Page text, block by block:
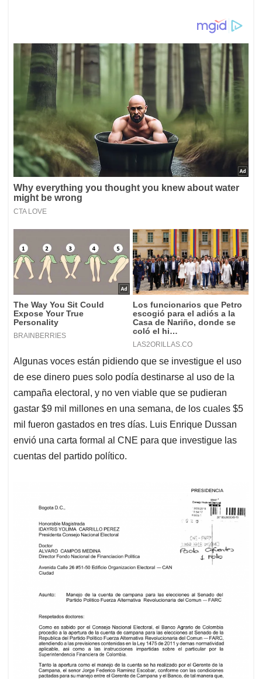
Algunas voces están pidiendo que se investigue el uso
de ese dinero pues solo podía destinarse al uso de la
campaña electoral, y no ven viable que se pudieran
gastar $9 mil millones en una semana, de los cuales $5
mil fueron gastados en tres días. Luis Enrique Dussan
envió una carta formal al CNE para que investigue las
cuentas del partido político.